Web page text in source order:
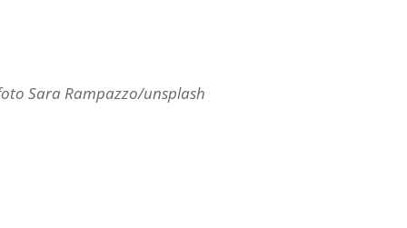
Sara Rampazzo/unsplash